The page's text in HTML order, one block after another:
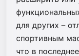
для других –
спортивным
что в